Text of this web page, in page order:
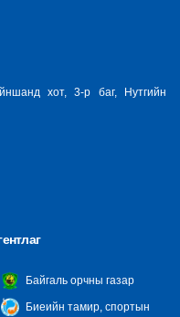
хот, 3-р баг, Нутгийн
Байгаль орчны газар
Биеийн тамир, спортын